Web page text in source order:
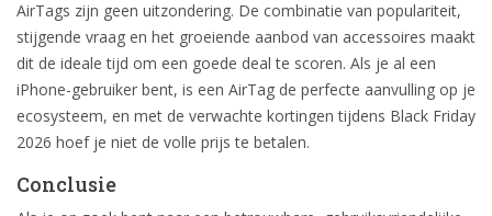
AirTags zijn geen uitzondering. De combinatie van populariteit,
stijgende vraag en het groeiende aanbod van accessoires maakt
dit de ideale tijd om een goede deal te scoren. Als je al een
iPhone-gebruiker bent, is een AirTag de perfecte aanvulling op je
ecosysteem, en met de verwachte kortingen tijdens Black Friday
2026 hoef je niet de volle prijs te betalen.
Conclusie